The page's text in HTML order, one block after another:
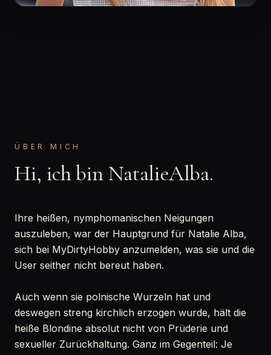
ÜBER MICH
Hi, ich bin NatalieAlba.
Ihre heißen, nymphomanischen Neigungen
auszuleben, war der Hauptgrund für Natalie Alba,
sich bei MyDirtyHobby anzumelden, was sie und die
User seither nicht bereut haben.
Auch wenn sie polnische Wurzeln hat und
deswegen streng kirchlich erzogen wurde, hält die
heiße Blondine absolut nicht von Prüderie und
sexueller Zurückhaltung. Ganz im Gegenteil: Je